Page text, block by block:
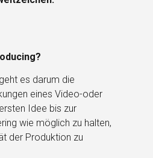
es darum die
eines Video-oder
Idee bis zur
wie möglich zu halten,
der Produktion zu